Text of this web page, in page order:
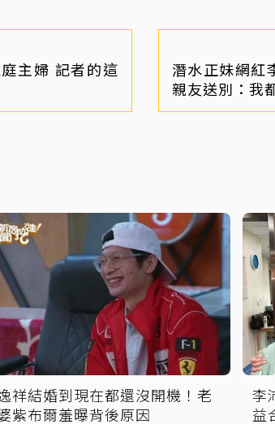
主婦 記者的這
潛水正妹網紅
親友送別：我
祥結婚到現在都還沒開機！老
紫布爾羞曝背後原因
李
益